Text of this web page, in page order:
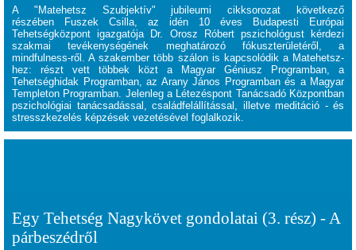
A "Matehetsz Szubjektív" jubileumi cikksorozat következő
részében
Fuszek Csilla, az idén 10 éves Budapesti Európai
Tehetségközpont igazgatója Dr. Orosz Róbert pszichológust kérdezi
szakmai tevékenységének meghatározó fókuszterületéről, a
mindfulness-ről. A szakember több szálon is kapcsolódik a Matehetsz-
hez: részt vett többek közt a Magyar Géniusz Programban, a
Tehetséghidak Programban, az Arany János Programban és a Magyar
Templeton Programban. Jelenleg a Létezéspont Tanácsadó Központban
pszichológiai tanácsadással, családfelállítással, illetve meditáció - és
stresszkezelés képzések vezetésével foglalkozik.
Egy Tehetség Nagykövet gondolatai (3. rész) - A
párbeszédről